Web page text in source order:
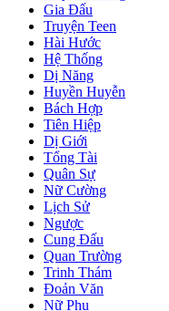
Gia Đấu
Truyện Teen
Hài Hước
Hệ Thống
Dị Năng
Huyền Huyễn
Bách Hợp
Tiên Hiệp
Dị Giới
Tổng Tài
Quân Sự
Nữ Cường
Lịch Sử
Ngược
Cung Đấu
Quan Trường
Trinh Thám
Đoản Văn
Nữ Phụ